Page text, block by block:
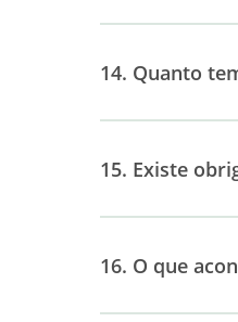
14. Quanto
15. Existe
16. O que